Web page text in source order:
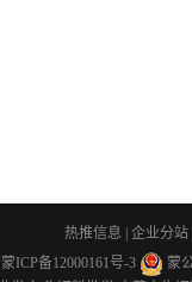
热推信息 | 企业分站
蒙ICP备12000161号-3 蒙